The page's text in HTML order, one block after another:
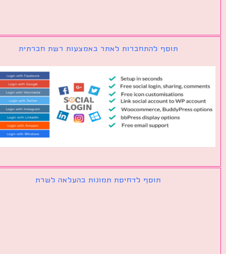
תוסף להתחברות לאתר באמצעות רשת חברתית
תוסף לדחיסת תמונות בהעלאה לשרת